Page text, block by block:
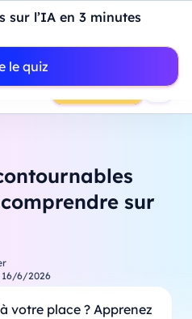
sur l’IA en 3 minutes
le quiz
votre premier
11 Août
18h00
Entreprises
Prendre RDV
sur
16/6/2026
votre place ? Apprenez